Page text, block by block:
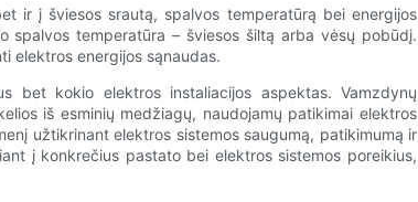
ir į šviesos srautą, spalvos temperatūrą bei energijos
spalvos temperatūra – šviesos šiltą arba vėsų pobūdį.
elektros energijos sąnaudas.
bet kokio elektros instaliacijos aspektas. Vamzdynų
iš esminių medžiagų, naudojamų patikimai elektros
užtikrinant elektros sistemos saugumą, patikimumą ir
į konkrečius pastato bei elektros sistemos poreikius,